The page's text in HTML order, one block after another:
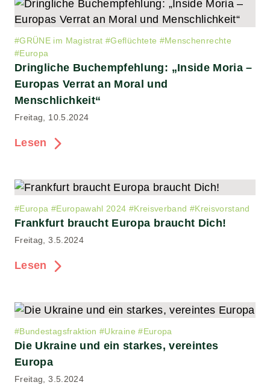
#GRÜNE im Magistrat #Geflüchtete #Menschenrechte
#Europa
Dringliche Buchempfehlung: „Inside Moria –
Europas Verrat an Moral und
Menschlichkeit“
Freitag, 10.5.2024
Lesen
#Europa #Europawahl 2024 #Kreisverband #Kreisvorstand
Frankfurt braucht Europa braucht Dich!
Freitag, 3.5.2024
Lesen
#Bundestagsfraktion #Ukraine #Europa
Die Ukraine und ein starkes, vereintes
Europa
Freitag, 3.5.2024